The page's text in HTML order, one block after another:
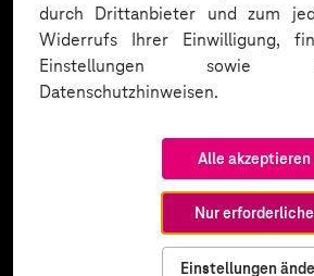
durch Drittanbieter und zum
Widerrufs Ihrer Einwilligung,
Einstellungen sowie
Datenschutzhinweisen.
Alle akzeptieren
Nur erforderliche
Einstellungen